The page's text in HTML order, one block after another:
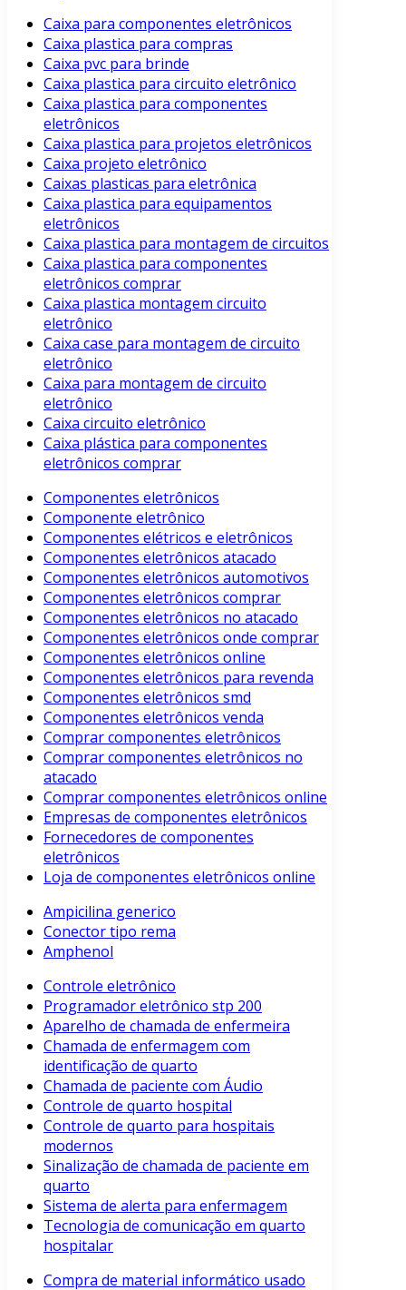
Caixa para componentes eletrônicos
Caixa plastica para compras
Caixa pvc para brinde
Caixa plastica para circuito eletrônico
Caixa plastica para componentes
eletrônicos
Caixa plastica para projetos eletrônicos
Caixa projeto eletrônico
Caixas plasticas para eletrônica
Caixa plastica para equipamentos
eletrônicos
Caixa plastica para montagem de circuitos
Caixa plastica para componentes
eletrônicos comprar
Caixa plastica montagem circuito
eletrônico
Caixa case para montagem de circuito
eletrônico
Caixa para montagem de circuito
eletrônico
Caixa circuito eletrônico
Caixa plástica para componentes
eletrônicos comprar
Componentes eletrônicos
Componente eletrônico
Componentes elétricos e eletrônicos
Componentes eletrônicos atacado
Componentes eletrônicos automotivos
Componentes eletrônicos comprar
Componentes eletrônicos no atacado
Componentes eletrônicos onde comprar
Componentes eletrônicos online
Componentes eletrônicos para revenda
Componentes eletrônicos smd
Componentes eletrônicos venda
Comprar componentes eletrônicos
Comprar componentes eletrônicos no
atacado
Comprar componentes eletrônicos online
Empresas de componentes eletrônicos
Fornecedores de componentes
eletrônicos
Loja de componentes eletrônicos online
Ampicilina generico
Conector tipo rema
Amphenol
Controle eletrônico
Programador eletrônico stp 200
Aparelho de chamada de enfermeira
Chamada de enfermagem com
identificação de quarto
Chamada de paciente com Áudio
Controle de quarto hospital
Controle de quarto para hospitais
modernos
Sinalização de chamada de paciente em
quarto
Sistema de alerta para enfermagem
Tecnologia de comunicação em quarto
hospitalar
Compra de material informático usado